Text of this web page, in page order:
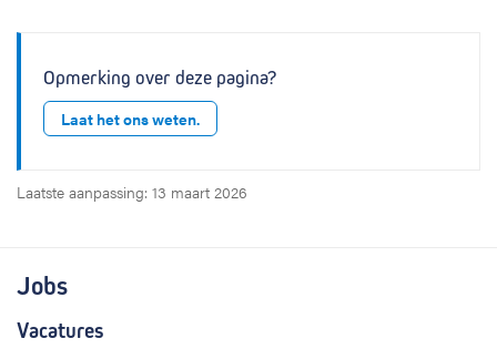
Opmerking over deze pagina?
Laat het ons weten.
Laatste aanpassing: 13 maart 2026
Jobs
Vacatures